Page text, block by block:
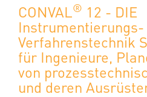
CONVAL® 12 - DIE
Instrumentierungs-
Verfahrenstechnik
für Ingenieure,
von
und deren